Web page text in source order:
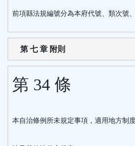
前項縣法規編號分為本府代號、類次號
第 七 章 附則
第 34 條
本自治條例所未規定事項，適用地方制